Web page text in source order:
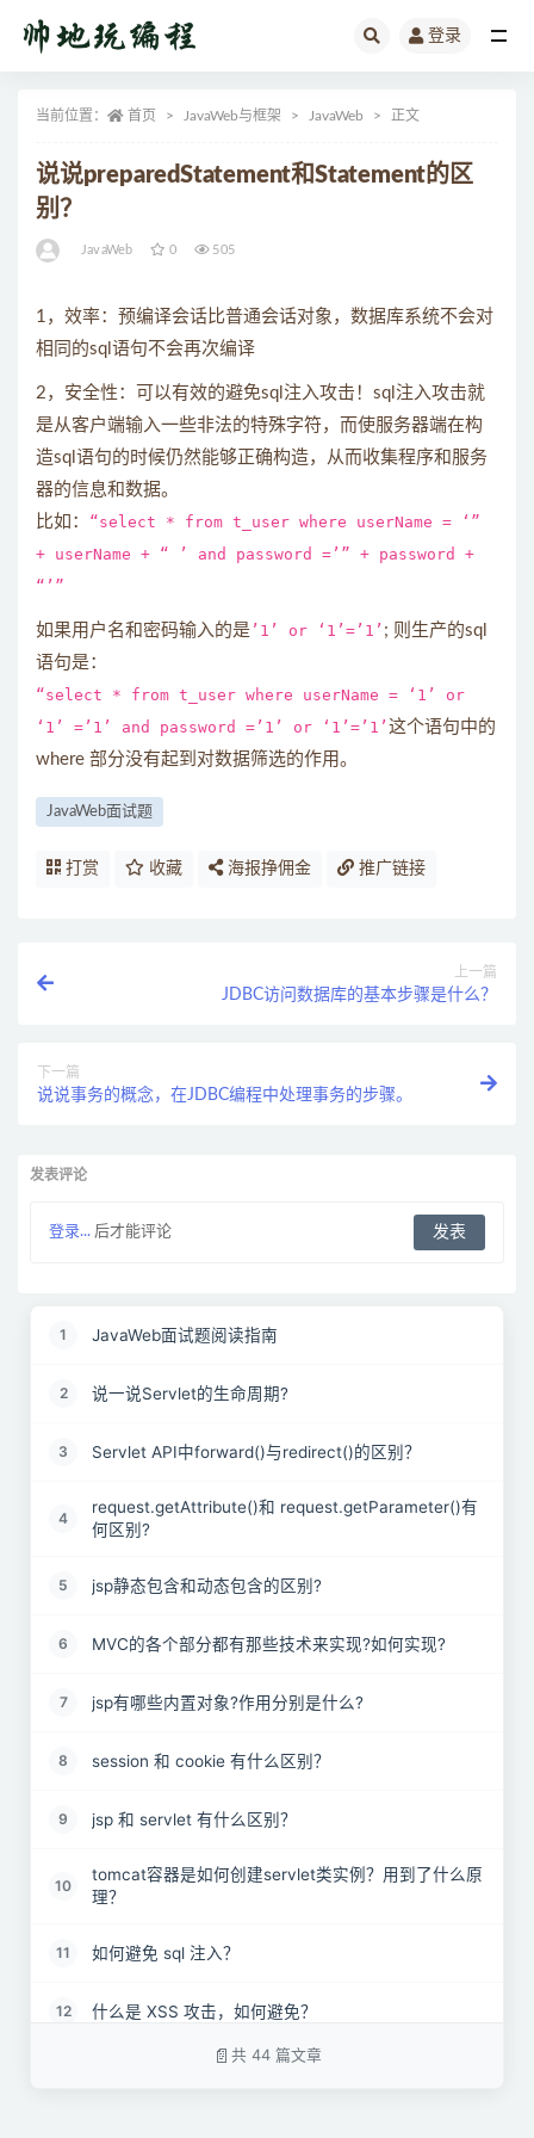
登录
当前位置： 首页 JavaWeb与框架 JavaWeb 正文
说说preparedStatement和Statement的区
别？
JavaWeb 0 505
1，效率：预编译会话比普通会话对象，数据库系统不会对
相同的sql语句不会再次编译
2，安全性：可以有效的避免sql注入攻击！sql注入攻击就
是从客户端输入一些非法的特殊字符，而使服务器端在构
造sql语句的时候仍然能够正确构造，从而收集程序和服务
器的信息和数据。
比如： “select * from t_user where userName = ‘”
+ userName + “ ’ and password =’” + password +
“’”
如果用户名和密码输入的是 ’1’ or ‘1’=’1’ ; 则生产的sql
语句是：
“select * from t_user where userName = ‘1’ or
‘1’ =’1’ and password =’1’ or ‘1’=’1’ 这个语句中的
where 部分没有起到对数据筛选的作用。
JavaWeb面试题
打赏 收藏 海报挣佣金 推广链接
上一篇
JDBC访问数据库的基本步骤是什么？
下一篇
说说事务的概念，在JDBC编程中处理事务的步骤。
发表评论
登录... 后才能评论
1 JavaWeb面试题阅读指南
2 说一说Servlet的生命周期?
3 Servlet API中forward()与redirect()的区别？
4
request.getAttribute()和 request.getParameter()有
何区别?
5 jsp静态包含和动态包含的区别?
6 MVC的各个部分都有那些技术来实现?如何实现?
7 jsp有哪些内置对象?作用分别是什么?
8 session 和 cookie 有什么区别？
9 jsp 和 servlet 有什么区别？
10
tomcat容器是如何创建servlet类实例？用到了什么原
理？
11 如何避免 sql 注入？
12 什么是 XSS 攻击，如何避免？
什么是 CSRF 攻击，如何避免？
共 44 篇文章